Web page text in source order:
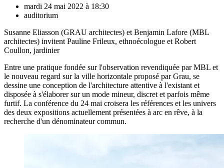
mardi 24 mai 2022 à 18:30
auditorium
Susanne Eliasson (GRAU architectes) et Benjamin Lafore (MBL
architectes) invitent Pauline Frileux, ethnoécologue et Robert
Coullon, jardinier
Entre une pratique fondée sur l'observation revendiquée par MBL et
le nouveau regard sur la ville horizontale proposé par Grau, se
dessine une conception de l'architecture attentive à l'existant et
disposée à s'élaborer sur un mode mineur, discret et parfois même
furtif. La conférence du 24 mai croisera les références et les univers
des deux expositions actuellement présentées à arc en rêve, à la
recherche d'un dénominateur commun.